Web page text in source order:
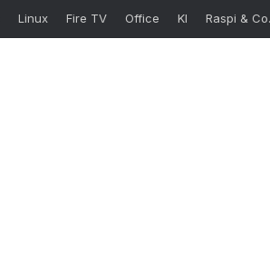
Linux Fire TV Office KI Raspi & Co.